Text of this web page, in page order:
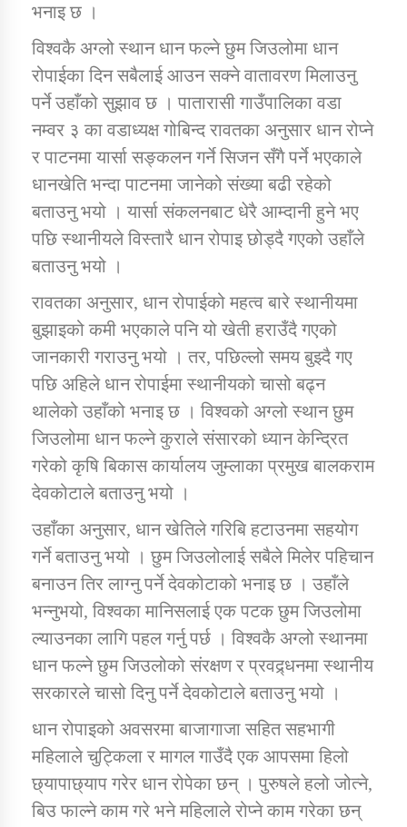
भनाइ छ ।
विश्वकै अग्लो स्थान धान फल्ने छुम जिउलोमा धान
रोपाईका दिन सबैलाई आउन सक्ने वातावरण मिलाउनु
पर्ने उहाँको सुझाव छ । पातारासी गाउँपालिका वडा
नम्वर ३ का वडाध्यक्ष गोबिन्द रावतका अनुसार धान रोप्ने
र पाटनमा यार्सा सङ्कलन गर्ने सिजन सँगै पर्ने भएकाले
धानखेति भन्दा पाटनमा जानेको संख्या बढी रहेको
बताउनु भयो । यार्सा संकलनबाट धेरै आम्दानी हुने भए
पछि स्थानीयले विस्तारै धान रोपाइ छोड्दै गएको उहाँले
बताउनु भयो ।
रावतका अनुसार, धान रोपाईको महत्व बारे स्थानीयमा
बुझाइको कमी भएकाले पनि यो खेती हराउँदै गएको
जानकारी गराउनु भयो । तर, पछिल्लो समय बुझ्दै गए
पछि अहिले धान रोपाईमा स्थानीयको चासो बढ्न
थालेको उहाँको भनाइ छ । विश्वको अग्लो स्थान छुम
जिउलोमा धान फल्ने कुराले संसारको ध्यान केन्द्रित
गरेको कृषि बिकास कार्यालय जुम्लाका प्रमुख बालकराम
देवकोटाले बताउनु भयो ।
उहाँका अनुसार, धान खेतिले गरिबि हटाउनमा सहयोग
गर्ने बताउनु भयो । छुम जिउलोलाई सबैले मिलेर पहिचान
बनाउन तिर लाग्नु पर्ने देवकोटाको भनाइ छ । उहाँले
भन्नुभयो, विश्वका मानिसलाई एक पटक छुम जिउलोमा
ल्याउनका लागि पहल गर्नु पर्छ । विश्वकै अग्लो स्थानमा
धान फल्ने छुम जिउलोको संरक्षण र प्रवद्र्धनमा स्थानीय
सरकारले चासो दिनु पर्ने देवकोटाले बताउनु भयो ।
धान रोपाइको अवसरमा बाजागाजा सहित सहभागी
महिलाले चुट्किला र मागल गाउँदै एक आपसमा हिलो
छ्यापाछ्याप गरेर धान रोपेका छन् । पुरुषले हलो जोत्ने,
बिउ फाल्ने काम गरे भने महिलाले रोप्ने काम गरेका छन्